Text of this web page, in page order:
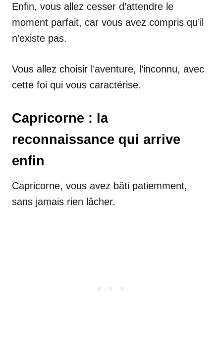
Enfin, vous allez cesser d’attendre le
moment parfait, car vous avez compris qu’il
n’existe pas.
Vous allez choisir l’aventure, l’inconnu, avec
cette foi qui vous caractérise.
Capricorne : la
reconnaissance qui arrive
enfin
Capricorne, vous avez bâti patiemment,
sans jamais rien lâcher.